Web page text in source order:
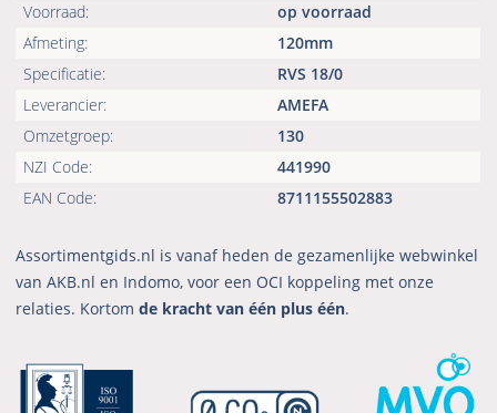
Voorraad:
op voorraad
Afmeting:
120mm
Specificatie:
RVS 18/0
Leverancier:
AMEFA
Omzetgroep:
130
NZI Code:
441990
EAN Code:
8711155502883
Assortimentgids.nl is vanaf heden de gezamenlijke webwinkel
van AKB.nl en Indomo, voor een OCI koppeling met onze
relaties. Kortomde kracht van één plus één.